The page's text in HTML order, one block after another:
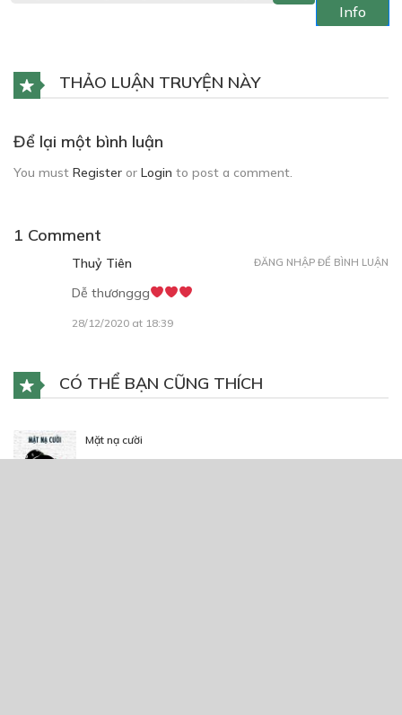
Info
THẢO LUẬN TRUYỆN NÀY
Để lại một bình luận
You must Register or Login to post a comment.
1 Comment
Thuỷ Tiên
Dễ thươnggg
28/12/2020 at 18:39
ĐĂNG NHẬP ĐỂ BÌNH LUẬN
CÓ THỂ BẠN CŨNG THÍCH
Mặt nạ cười